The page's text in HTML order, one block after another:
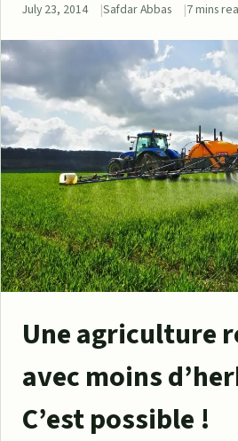
July 23, 2014 Safdar Abbas 7 mins
Une agriculture
avec moins
C’est possible !